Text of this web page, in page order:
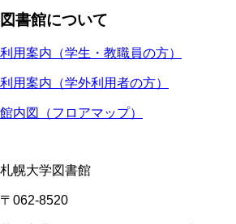
図書館について
利用案内（学生・教職員の方）
利用案内（学外利用者の方）
館内図（フロアマップ）
札幌大学図書館
〒062-8520